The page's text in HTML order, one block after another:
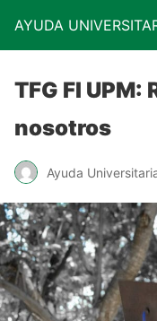
AYUDA
TFG FI UPM:
nosotros
Ayuda